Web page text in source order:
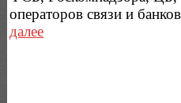
операторов связи и
далее